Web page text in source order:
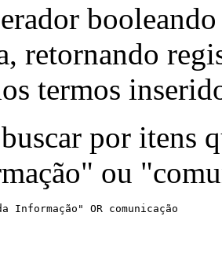
retornando
termos
por itens
ou
Informação" OR comunicação